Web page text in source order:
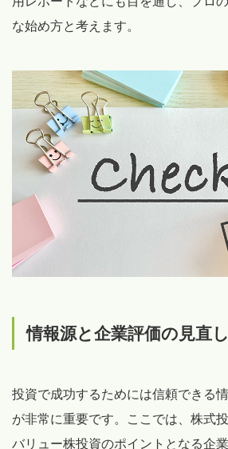
な始め方と考えます。
情報源と企業評価の見直し
投資で成功するためには信頼できる
が非常に重要です。ここでは、株式
バリュー株投資のポイントとなる企